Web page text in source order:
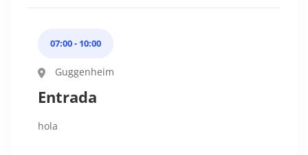
07:00 - 10:00
Guggenheim
Entrada
hola